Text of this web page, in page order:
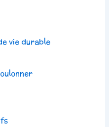
vie durable